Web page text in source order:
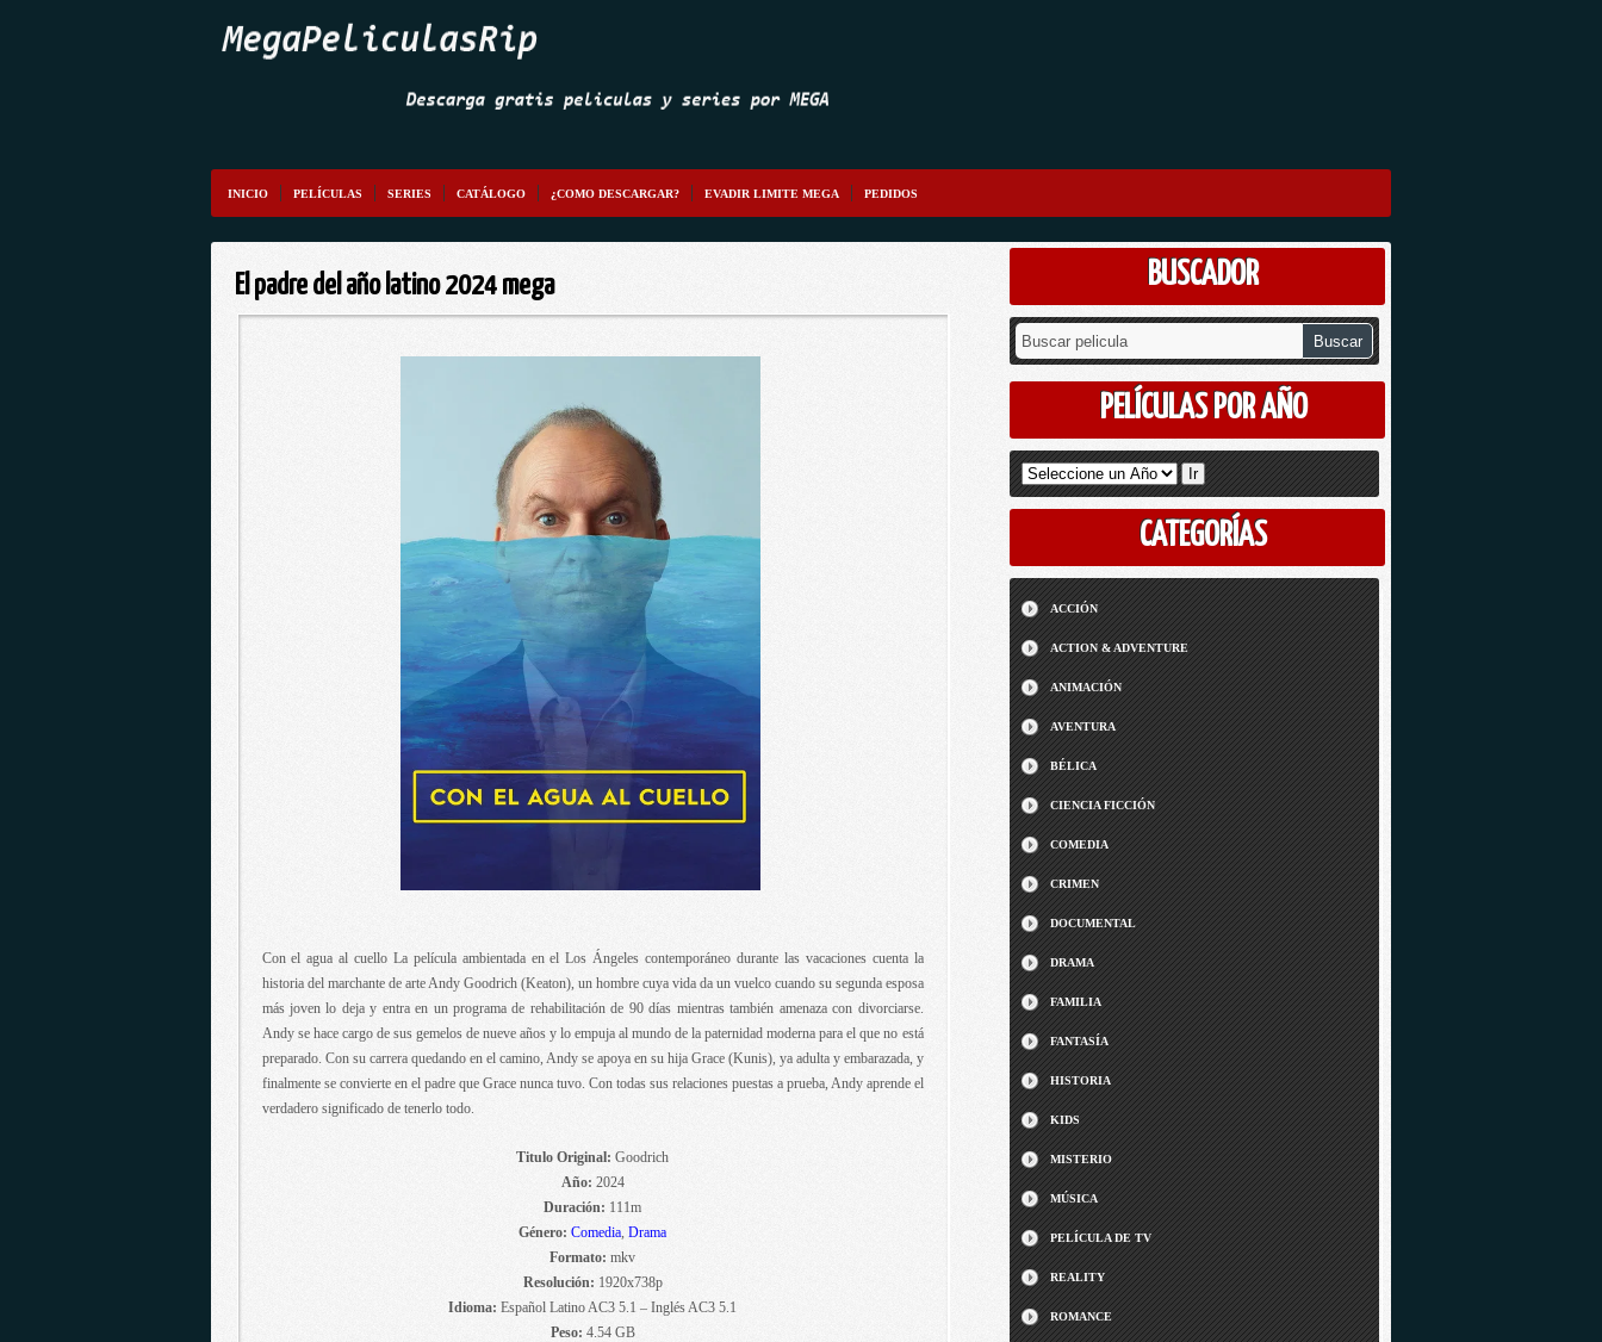
INICIO PELÍCULAS SERIES CATÁLOGO ¿COMO DESCARGAR? EVADIR LIMITE MEGA PEDIDOS
El padre del año latino 2024 mega
Con el agua al cuello La película ambientada en el Los Ángeles contemporáneo durante las vacaciones cuenta la
historia del marchante de arte Andy Goodrich (Keaton), un hombre cuya vida da un vuelco cuando su segunda esposa
más joven lo deja y entra en un programa de rehabilitación de 90 días mientras también amenaza con divorciarse.
Andy se hace cargo de sus gemelos de nueve años y lo empuja al mundo de la paternidad moderna para el que no está
preparado. Con su carrera quedando en el camino, Andy se apoya en su hija Grace (Kunis), ya adulta y embarazada, y
finalmente se convierte en el padre que Grace nunca tuvo. Con todas sus relaciones puestas a prueba, Andy aprende el
verdadero significado de tenerlo todo.
Titulo Original: Goodrich
Año: 2024
Duración: 111m
Género: Comedia, Drama
Formato: mkv
Resolución: 1920x738p
Idioma: Español Latino AC3 5.1 – Inglés AC3 5.1
Peso: 4.54 GB
BUSCADOR
PELÍCULAS POR AÑO
CATEGORÍAS
ACCIÓN
ACTION & ADVENTURE
ANIMACIÓN
AVENTURA
BÉLICA
CIENCIA FICCIÓN
COMEDIA
CRIMEN
DOCUMENTAL
DRAMA
FAMILIA
FANTASÍA
HISTORIA
KIDS
MISTERIO
MÚSICA
PELÍCULA DE TV
REALITY
ROMANCE